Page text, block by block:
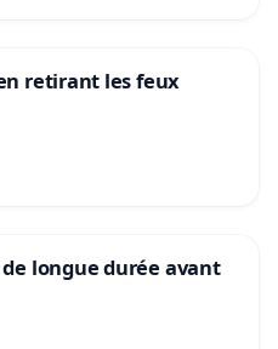
retirant les feux
de longue durée avant